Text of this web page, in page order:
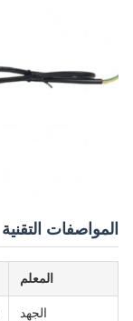
المواصفات التقنية
المعلم
الجهد